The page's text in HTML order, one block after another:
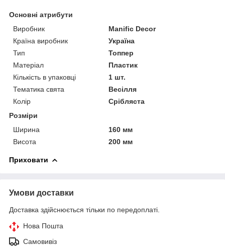
Основні атрибути
Виробник
Manific Decor
Країна виробник
Україна
Тип
Топпер
Матеріал
Пластик
Кількість в упаковці
1 шт.
Тематика свята
Весілля
Колір
Срібляста
Розміри
Ширина
160 мм
Висота
200 мм
Приховати
Умови доставки
Доставка здійснюється тільки по передоплаті.
Нова Пошта
Самовивіз